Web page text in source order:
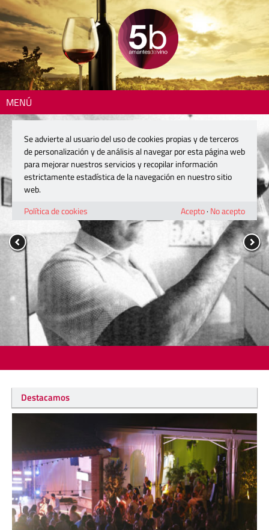
MENÚ
Destacamos
Se advierte al usuario del uso de cookies propias y de terceros
de personalización y de análisis al navegar por esta página web
para mejorar nuestros servicios y recopilar información
estrictamente estadística de la navegación en nuestro sitio
web.
Política de cookies
Acepto· No acepto